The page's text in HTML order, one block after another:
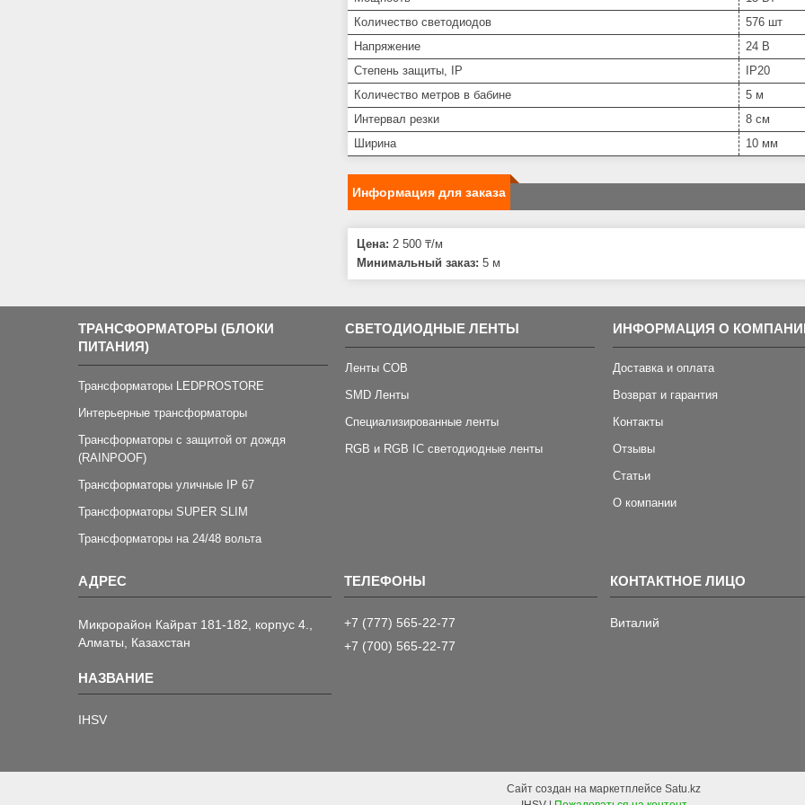
Количество светодиодов
576 шт
Напряжение
24 В
Степень защиты, IP
IP20
Количество метров в бабине
5 м
Интервал резки
8 см
Ширина
10 мм
Информация для заказа
Цена: 2 500 ₸/м
Минимальный заказ: 5 м
ТРАНСФОРМАТОРЫ (БЛОКИ
ПИТАНИЯ)
Трансформаторы LEDPROSTORE
Интерьерные трансформаторы
Трансформаторы с защитой от дождя
(RAINPOOF)
Трансформаторы уличные IP 67
Трансформаторы SUPER SLIM
Трансформаторы на 24/48 вольта
СВЕТОДИОДНЫЕ ЛЕНТЫ
Ленты COB
SMD Ленты
Специализированные ленты
RGB и RGB IC светодиодные ленты
ИНФОРМАЦИЯ О
Доставка и оплата
Возврат и гарантия
Контакты
Отзывы
Статьи
О компании
Микрорайон Кайрат 181-182, корпус 4.,
Алматы, Казахстан
IHSV
+7 (777) 565-22-77
+7 (700) 565-22-77
Виталий
Сайт создан на маркетплейсе Satu.kz